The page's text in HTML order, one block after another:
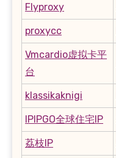
Flyproxy
proxycc
Vmcardio虚拟卡平
台
klassikaknigi
IPIPGO全球住宅IP
荔枝IP